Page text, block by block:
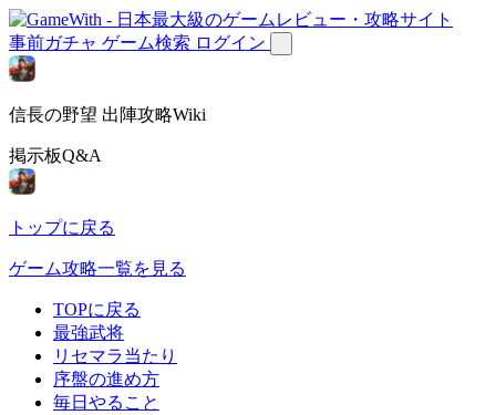
事前ガチャ ゲーム検索 ログイン
信長の野望 出陣攻略Wiki
掲示板Q&A
トップに戻る
ゲーム攻略一覧を見る
TOPに戻る
最強武将
リセマラ当たり
序盤の進め方
毎日やること